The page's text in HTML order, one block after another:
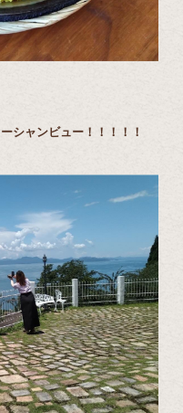
シャンビュー！！！！！